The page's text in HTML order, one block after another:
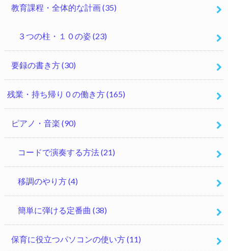
教育課程・全体的な計画(35)
３つの柱・１０の姿(23)
要録の書き方(30)
残業・持ち帰り０の働き方(165)
ピアノ・音楽 (90)
コードで演奏する方法(21)
移調のやり方(4)
簡単に弾ける定番曲 (38)
保育に役立つパソコンの使い方(11)